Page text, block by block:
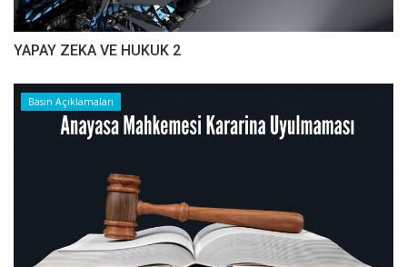
YAPAY ZEKA VE HUKUK 2
Basın Açıklamaları